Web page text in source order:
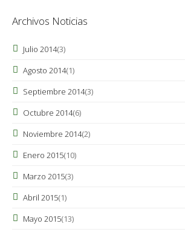
Archivos Noticias
Julio 2014(3)
Agosto 2014(1)
Septiembre 2014(3)
Octubre 2014(6)
Noviembre 2014(2)
Enero 2015(10)
Marzo 2015(3)
Abril 2015(1)
Mayo 2015(13)